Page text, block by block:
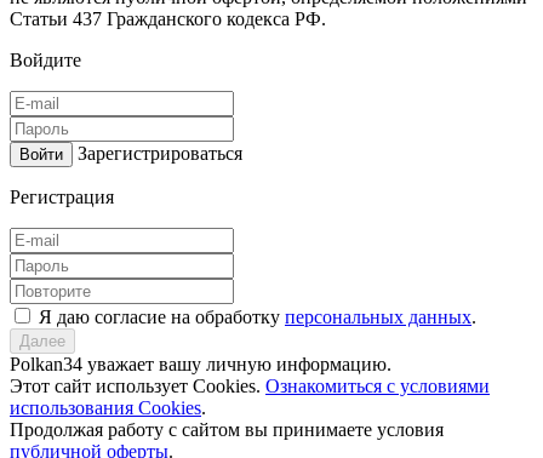
Статьи 437 Гражданского кодекса РФ.
Войдите
Войти Зарегистрироваться
Регистрация
Я даю согласие на обработку персональных данных.
Далее
Polkan34 уважает вашу личную информацию.
Этот сайт использует Cookies. Ознакомиться с условиями
использования Cookies.
Продолжая работу с сайтом вы принимаете условия
публичной оферты.